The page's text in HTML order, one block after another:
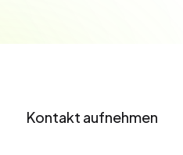
Kontakt aufnehmen